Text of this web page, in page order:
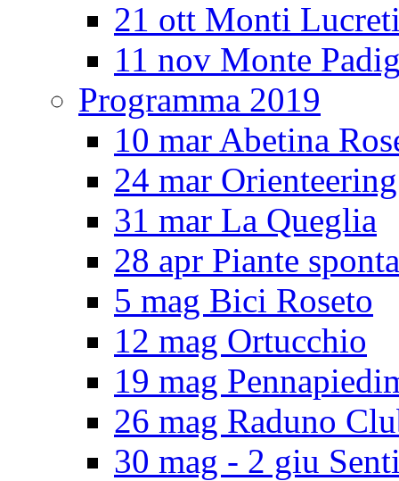
21 ott Monti
11 nov Monte
Programma 2019
10 mar Abetina
24 mar
31 mar La Queglia
28 apr Piante
5 mag Bici Roseto
12 mag Ortucchio
19 mag
26 mag Raduno
30 mag - 2 giu